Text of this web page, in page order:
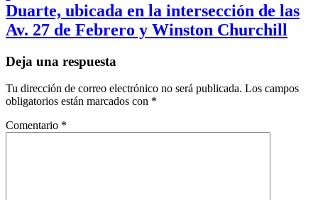
Duarte, ubicada en la intersección de las
Av. 27 de Febrero y Winston Churchill
Deja una respuesta
Tu dirección de correo electrónico no será publicada. Los campos
obligatorios están marcados con *
Comentario *